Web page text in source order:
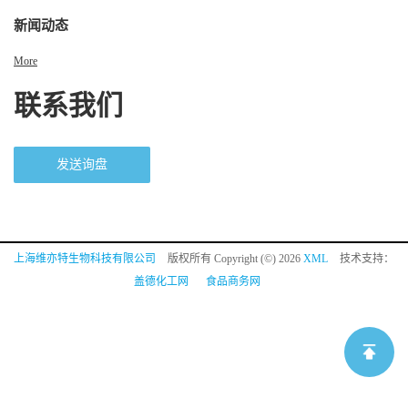
新闻动态
More
联系我们
发送询盘
上海维亦特生物科技有限公司 版权所有 Copyright (©) 2026 XML
技术支持：
盖德化工网
食品商务网